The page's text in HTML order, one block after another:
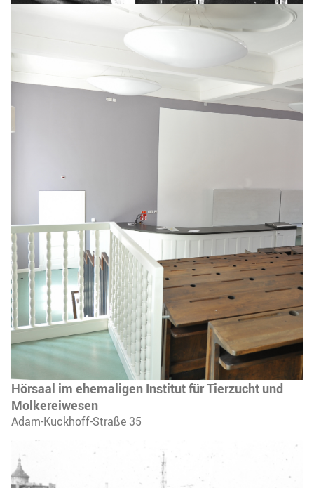
Hörsaal im ehemaligen Institut für Tierzucht und
Molkereiwesen
Adam-Kuckhoff-Straße 35